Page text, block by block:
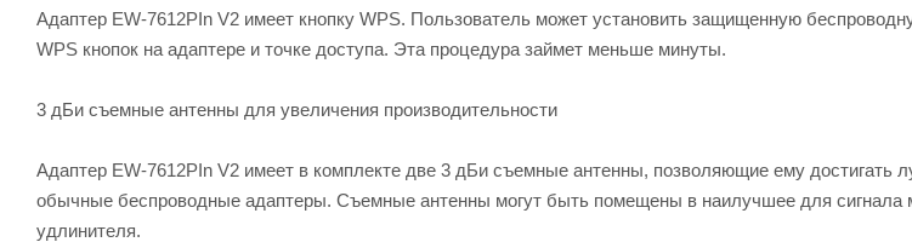
Адаптер EW-7612PIn V2 имеет кнопку WPS. Пользователь может установить защищенную
WPS кнопок на адаптере и точке доступа. Эта процедура займет меньше минуты.
3 дБи съемные антенны для увеличения производительности
Адаптер EW-7612PIn V2 имеет в комплекте две 3 дБи съемные антенны, позволяющие ему достигать
обычные беспроводные адаптеры. Съемные антенны могут быть помещены в наилучшее для сигнала
удлинителя.